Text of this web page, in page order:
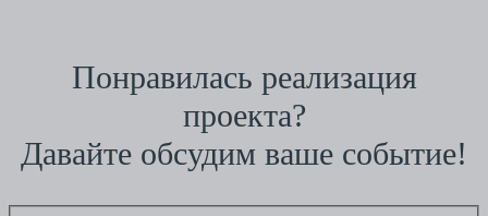
Понравилась реализация
проекта?
Давайте обсудим ваше событие!